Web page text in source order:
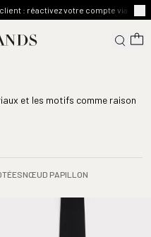
: réactivez votre compte via
et les motifs comme raison
NŒUD PAPILLON